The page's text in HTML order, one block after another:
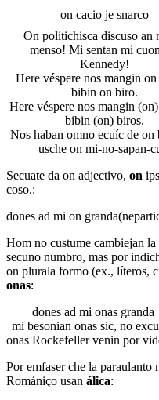
on cacio je snarco
On politichisca discuso an
menso! Mi sentan mi
Kennedy!
Here véspere nos mangin
bibin on biro.
Here véspere nos mangin
bibin (on) biros.
Nos haban omno ecuíc de on
usche on mi-no-sapan-
Secuate da on adjectivo, on
coso.:
dones ad mi on granda
Hom no custume cambiejan
secuno numbro, mas por
on plurala formo (ex., líteros,
onas:
dones ad mi onas granda
mi besonian onas sic, no
onas Rockefeller venin por
Por emfaser che la paraulanto
Romániço usan álica: